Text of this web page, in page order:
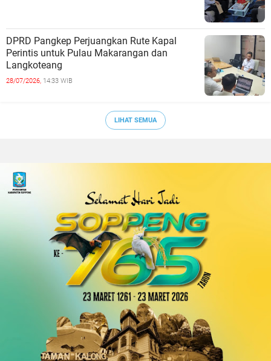
DPRD Pangkep Perjuangkan Rute Kapal
Perintis untuk Pulau Makarangan dan
Langkoteang
28/07/2026, 14:33 WIB
LIHAT SEMUA